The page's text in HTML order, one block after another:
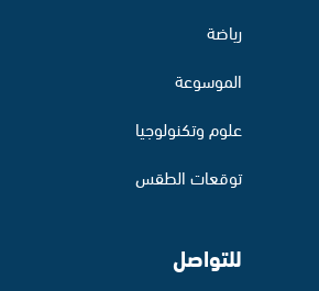
رياضة
الموسوعة
علوم وتكنولوجيا
توقعات الطقس
للتواصل